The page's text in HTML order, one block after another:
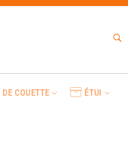
DE COUETTE ÉTUI